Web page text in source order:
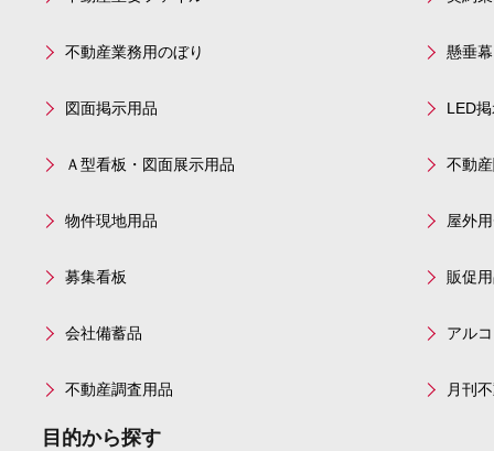
不動産業務用のぼり 懸垂
図面掲示用品 LED
Ａ型看板・図面展示用品 不動
物件現地用品 屋外
募集看板 販促
会社備蓄品 アル
不動産調査用品 月刊
目的から探す